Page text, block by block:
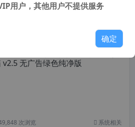
v2.5 无广告绿色纯净版
次浏览 系统相关
用户，其他用户不提供服务
确定